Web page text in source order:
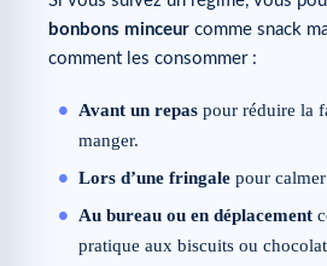
bonbons minceur comme snack
comment les consommer :
Avant un repas pour réduire la
manger.
Lors d’une fringale pour
Au bureau ou en déplacement
pratique aux biscuits ou